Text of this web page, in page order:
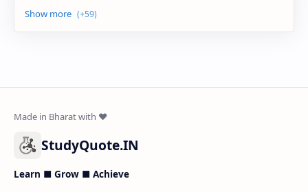
StudyQuote.IN
Learn ■ Grow ■ Achieve